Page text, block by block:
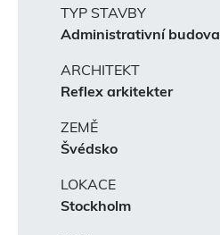
TYP STAVBY
Administrativní budova
ARCHITEKT
Reflex arkitekter
ZEMĚ
Švédsko
LOKACE
Stockholm